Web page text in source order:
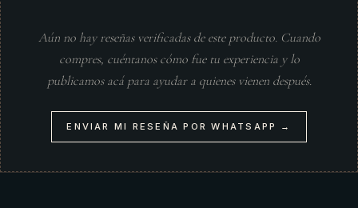
Aún no hay reseñas verificadas de este producto. Cuando
compres, cuéntanos cómo fue tu experiencia y lo
publicamos acá para ayudar a quienes vienen después.
ENVIAR MI RESEÑA POR WHATSAPP →